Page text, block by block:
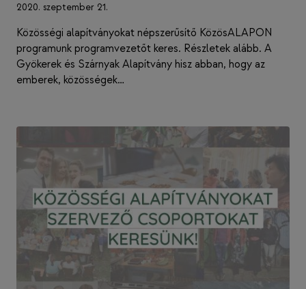
2020. szeptember 21.
Közösségi alapítványokat népszerűsítő KözösALAPON
programunk programvezetőt keres. Részletek alább. A
Gyökerek és Szárnyak Alapítvány hisz abban, hogy az
emberek, közösségek…